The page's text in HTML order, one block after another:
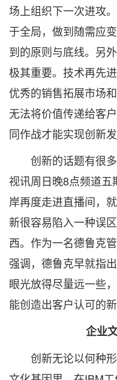
场上组织下一次进攻
于全局，做到随需应
到的原则与底线。另
极其重要。技术再先
优秀的销售拓展市场
无法将价值传递给客
同作战才能实现创新发
创新的话题有很
视讯周日晚8点频道
岸再度走进直播间，
新很容易陷入一种误
西。作为一名德鲁克
强调，德鲁克早就指
眼光放得尽量远一些
能创造出客户认可的新
企业
创新无论以何种